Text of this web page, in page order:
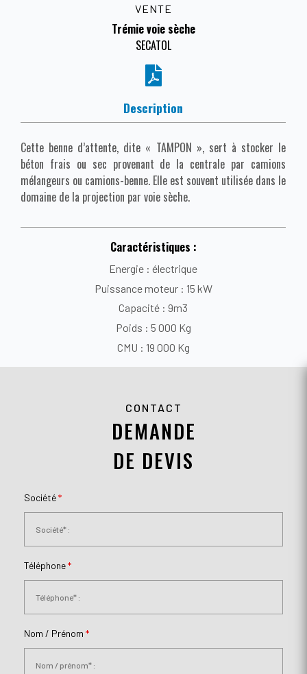
VENTE
Trémie voie sèche
SECATOL
Description
Cette benne d’attente, dite « TAMPON », sert à stocker le
béton frais ou sec provenant de la centrale par camions
mélangeurs ou camions-benne. Elle est souvent utilisée dans le
domaine de la projection par voie sèche.
Caractéristiques :
Energie : électrique
Puissance moteur : 15 kW
Capacité : 9m3
Poids : 5 000 Kg
CMU : 19 000 Kg
CONTACT
DEMANDE
DE DEVIS
Société*
Téléphone*
Nom / Prénom *